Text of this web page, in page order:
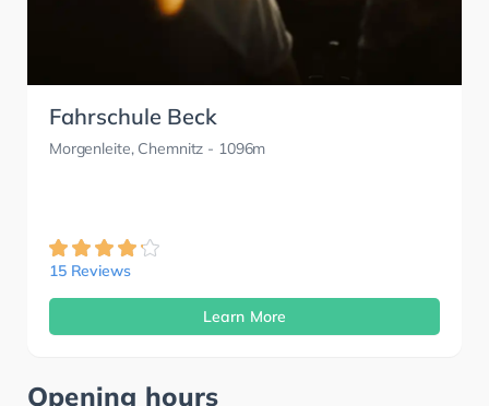
Fahrschule Beck
Morgenleite, Chemnitz - 1096m
15 Reviews
Learn More
Opening hours